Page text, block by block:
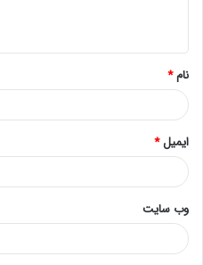
کاهش هزینه‌ها:
این شبکه‌ها به راحتی قابل
نام*
ایمیل*
وب‌ سایت